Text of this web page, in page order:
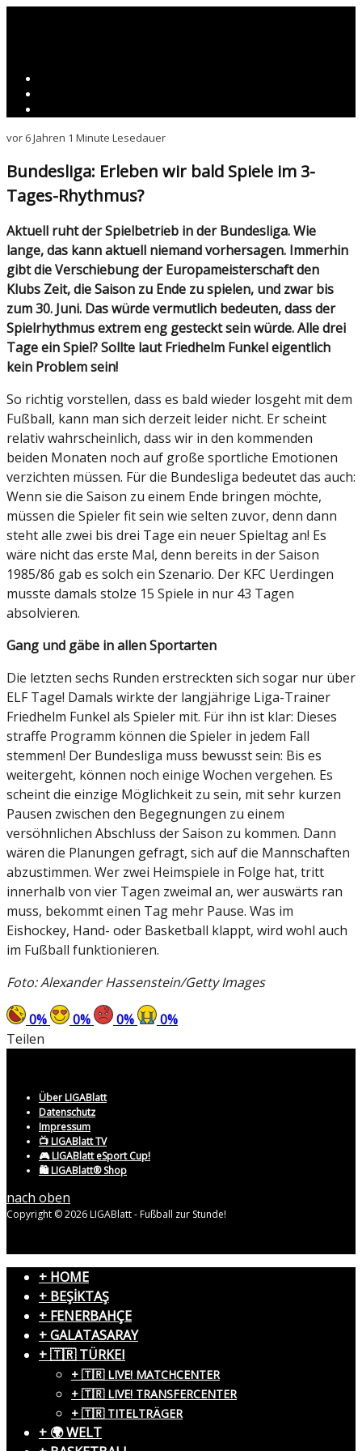
vor 6 Jahren 1 Minute Lesedauer
Bundesliga: Erleben wir bald Spiele im 3-
Tages-Rhythmus?
Aktuell ruht der Spielbetrieb in der Bundesliga. Wie
lange, das kann aktuell niemand vorhersagen. Immerhin
gibt die Verschiebung der Europameisterschaft den
Klubs Zeit, die Saison zu Ende zu spielen, und zwar bis
zum 30. Juni. Das würde vermutlich bedeuten, dass der
Spielrhythmus extrem eng gesteckt sein würde. Alle drei
Tage ein Spiel? Sollte laut Friedhelm Funkel eigentlich
kein Problem sein!
So richtig vorstellen, dass es bald wieder losgeht mit dem
Fußball, kann man sich derzeit leider nicht. Er scheint
relativ wahrscheinlich, dass wir in den kommenden
beiden Monaten noch auf große sportliche Emotionen
verzichten müssen. Für die Bundesliga bedeutet das auch:
Wenn sie die Saison zu einem Ende bringen möchte,
müssen die Spieler fit sein wie selten zuvor, denn dann
steht alle zwei bis drei Tage ein neuer Spieltag an! Es
wäre nicht das erste Mal, denn bereits in der Saison
1985/86 gab es solch ein Szenario. Der KFC Uerdingen
musste damals stolze 15 Spiele in nur 43 Tagen
absolvieren.
Gang und gäbe in allen Sportarten
Die letzten sechs Runden erstreckten sich sogar nur über
ELF Tage! Damals wirkte der langjährige Liga-Trainer
Friedhelm Funkel als Spieler mit. Für ihn ist klar: Dieses
straffe Programm können die Spieler in jedem Fall
stemmen! Der Bundesliga muss bewusst sein: Bis es
weitergeht, können noch einige Wochen vergehen. Es
scheint die einzige Möglichkeit zu sein, mit sehr kurzen
Pausen zwischen den Begegnungen zu einem
versöhnlichen Abschluss der Saison zu kommen. Dann
wären die Planungen gefragt, sich auf die Mannschaften
abzustimmen. Wer zwei Heimspiele in Folge hat, tritt
innerhalb von vier Tagen zweimal an, wer auswärts ran
muss, bekommt einen Tag mehr Pause. Was im
Eishockey, Hand- oder Basketball klappt, wird wohl auch
im Fußball funktionieren.
Foto: Alexander Hassenstein/Getty Images
0% 0% 0% 0%
Teilen
Über LIGABlatt
Datenschutz
Impressum
📺 LIGABlatt TV
🎮 LIGABlatt eSport Cup!
🛍️ LIGABlatt® Shop
nach oben
Copyright © 2026 LIGABlatt - Fußball zur Stunde!
+ HOME
+ BEŞİKTAŞ
+ FENERBAHÇE
+ GALATASARAY
+ 🇹🇷 TÜRKEI
+ 🇹🇷 LIVE! MATCHCENTER
+ 🇹🇷 LIVE! TRANSFERCENTER
+ 🇹🇷 TITELTRÄGER
+ 🌍 WELT